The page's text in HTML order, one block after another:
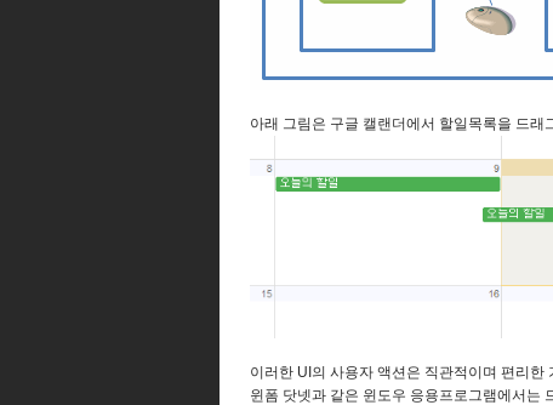
아래 그림은 구글 캘랜더에서 할일목록을 드
이러한 UI의 사용자 액션은 직관적이며 편리한
윈폼 닷넷과 같은 윈도우 응용프로그램에서는